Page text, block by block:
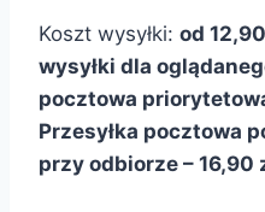
Koszt wysyłki: od
wysyłki dla
pocztowa
Przesyłka pocztowa
przy odbiorze – 16,90